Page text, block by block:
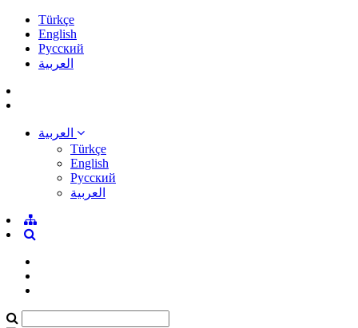
Türkçe
English
Pусский
العربية
Türkçe
English
Pусский
العربية